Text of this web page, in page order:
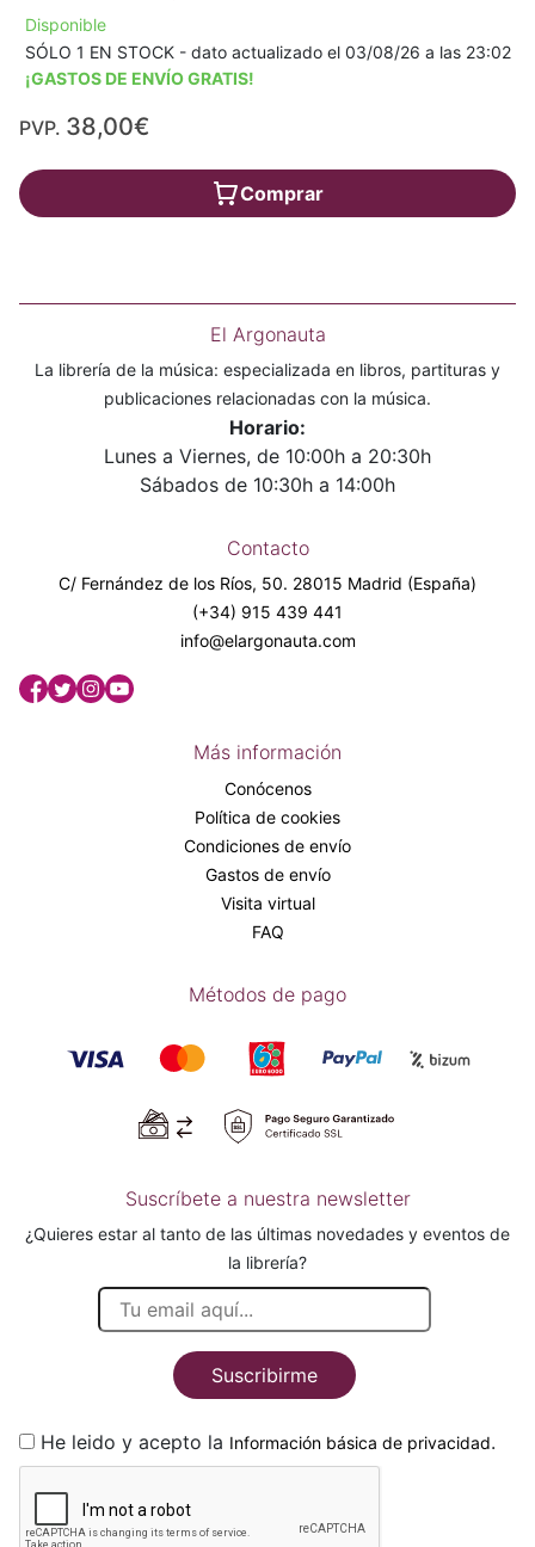
Disponible
SÓLO 1 EN STOCK - dato actualizado el 03/08/26 a las 23:02
¡GASTOS DE ENVÍO GRATIS!
PVP. 38,00€
Comprar
El Argonauta
La librería de la música: especializada en libros, partituras y
publicaciones relacionadas con la música.
Horario:
Lunes a Viernes, de 10:00h a 20:30h
Sábados de 10:30h a 14:00h
Contacto
C/ Fernández de los Ríos, 50. 28015 Madrid (España)
(+34) 915 439 441
info@elargonauta.com
Más información
Conócenos
Política de cookies
Condiciones de envío
Gastos de envío
Visita virtual
FAQ
Métodos de pago
Suscríbete a nuestra newsletter
¿Quieres estar al tanto de las últimas novedades y eventos de
la librería?
Suscribirme
He leido y acepto la Información básica de privacidad.